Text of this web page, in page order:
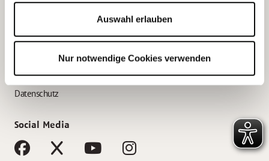
Auswahl erlauben
Nur notwendige Cookies verwenden
AWO Gliederungen nach Bundesland
Impressum
Datenschutz
Social Media